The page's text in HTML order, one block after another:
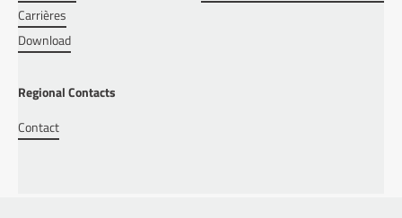
Carrières
Download
Regional Contacts
Contact